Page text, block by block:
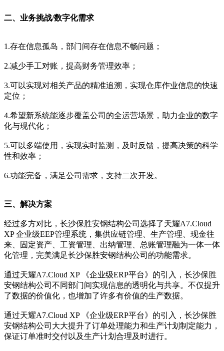
二、业务挑战/数字化需求
1.存在信息孤岛，部门间存在信息不畅问题；
2.减少手工对账，提高财务管理效率；
3.可以实现对相关产品的精准追溯，实现仓库作业信息的快速
定位；
4.希望新系统能逐步覆盖公司的全运营场景，助力企业的数字
化与现代化；
5.可以多端使用，实现实时监测，及时反馈，提高决策的科学
性和效率；
6.功能完备，满足公司需求，支持二次开发。
三、解决方案
经过多方对比，长沙保胜安钢结构公司选择了天耀A7.Cloud
XP 企业级EEP管理系统，集供应链管理、生产管理、现金往
来、固定资产、工资管理、出纳管理、总账管理融为一体一体
化管理，完美满足长沙保胜安钢结构公司的功能需求。
通过天耀A7.Cloud XP 《企业级ERP平台》的引入，长沙保胜
安钢结构公司不同部门间实现信息的透明化与共享。不仅提升
了数据的价值化，也增加了许多有价值的生产数据。
通过天耀A7.Cloud XP 《企业级ERP平台》的引入，长沙保胜
安钢结构公司大大提升了订单处理能力和生产计划制定能力，
保证订单准时交付以及生产计划合理及时进行。